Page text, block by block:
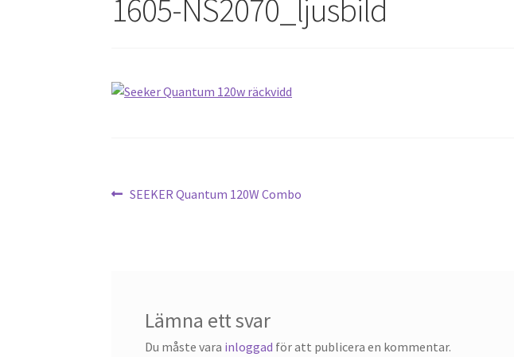
1605-NS2070_ljusbild
Inläggsnavigering
Föregående
SEEKER Quantum 120W Combo
Lämna ett svar
Du måste vara inloggad för att publicera en kommentar.